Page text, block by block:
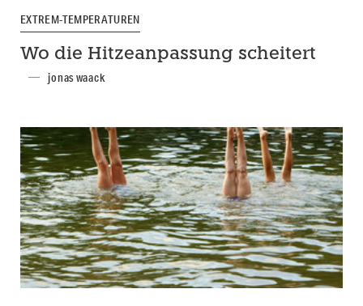
EXTREM-TEMPERATUREN
Wo die Hitzeanpassung scheitert
jonas waack